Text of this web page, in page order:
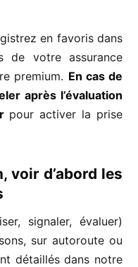
en favoris dans
de votre assurance
premium. En cas de
après l’évaluation
pour activer la prise
voir d’abord les
signaler, évaluer)
sur autoroute ou
détaillés dans notre